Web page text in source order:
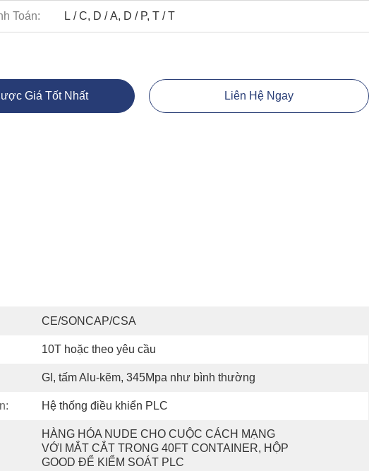
Toán: L / C, D / A, D / P, T / T
Giá Tốt Nhất Liên Hệ Ngay
CE/SONCAP/CSA
10T hoặc theo yêu cầu
GI, tấm Alu-kẽm, 345Mpa như bình thường
Hệ thống điều khiển PLC
HÀNG HÓA NUDE CHO CUỘC CÁCH MẠNG
VỚI MẮT CẮT TRONG 40FT CONTAINER, HỘP
GOOD ĐỂ KIỂM SOÁT PLC